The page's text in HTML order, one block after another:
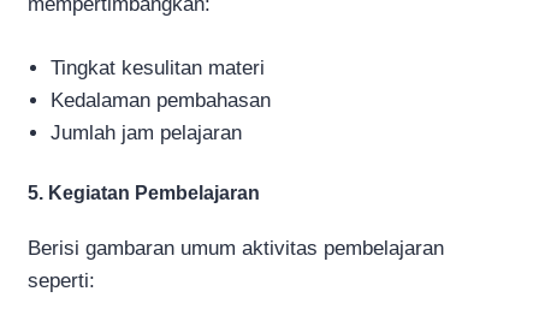
mempertimbangkan:
Tingkat kesulitan materi
Kedalaman pembahasan
Jumlah jam pelajaran
5. Kegiatan Pembelajaran
Berisi gambaran umum aktivitas pembelajaran
seperti: